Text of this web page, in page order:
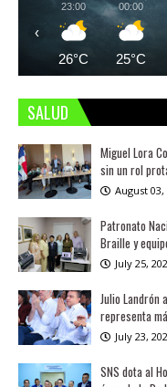
23:00
26°C
00:00
25°C
‹
SALUD
Miguel Lora
sin un rol
August 03,
Patronato
Braille y
July 25,
Julio Landrón
representa
July 23,
SNS dota al